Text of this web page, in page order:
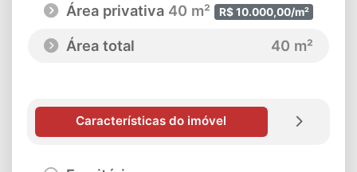
Área privativa 40 m² R$ 10.000,00/m²
Área total 40 m²
Características do imóvel